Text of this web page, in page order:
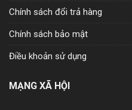
Chính sách đổi trả hàng
Chính sách bảo mật
Điều khoản sử dụng
MẠNG XÃ HỘI